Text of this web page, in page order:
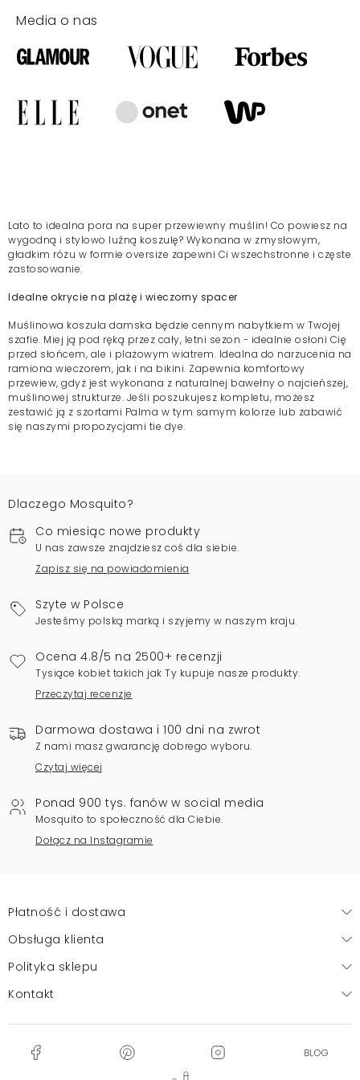
Media o nas
Lato to idealna pora na super przewiewny muślin! Co powiesz na
wygodną i stylowo luźną koszulę? Wykonana w zmysłowym,
gładkim różu w formie oversize zapewni Ci wszechstronne i częste
zastosowanie.
Idealne okrycie na plażę i wieczorny spacer
Muślinowa koszula damska będzie cennym nabytkiem w Twojej
szafie. Miej ją pod ręką przez cały, letni sezon - idealnie osłoni Cię
przed słońcem, ale i plażowym wiatrem. Idealna do narzucenia na
ramiona wieczorem, jak i na bikini. Zapewnia komfortowy
przewiew, gdyż jest wykonana z naturalnej bawełny o najcieńszej,
muślinowej strukturze. Jeśli poszukujesz kompletu, możesz
zestawić ją z szortami Palma w tym samym kolorze lub zabawić
się naszymi propozycjami tie dye.
Dlaczego Mosquito?
Co miesiąc nowe produkty
U nas zawsze znajdziesz coś dla siebie.
Zapisz się na powiadomienia
Szyte w Polsce
Jesteśmy polską marką i szyjemy w naszym kraju.
Ocena 4.8/5 na 2500+ recenzji
Tysiące kobiet takich jak Ty kupuje nasze produkty.
Przeczytaj recenzje
Darmowa dostawa i 100 dni na zwrot
Z nami masz gwarancję dobrego wyboru.
Czytaj więcej
Ponad 900 tys. fanów w social media
Mosquito to społeczność dla Ciebie.
Dołącz na Instagramie
Płatność i dostawa
Obsługa klienta
Polityka sklepu
Kontakt